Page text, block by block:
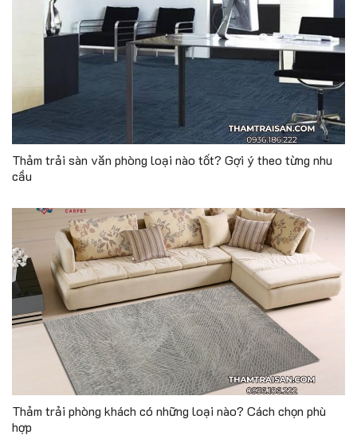
Thảm trải sàn văn phòng loại nào tốt? Gợi ý theo từng nhu
cầu
Thảm trải phòng khách có những loại nào? Cách chọn phù
hợp